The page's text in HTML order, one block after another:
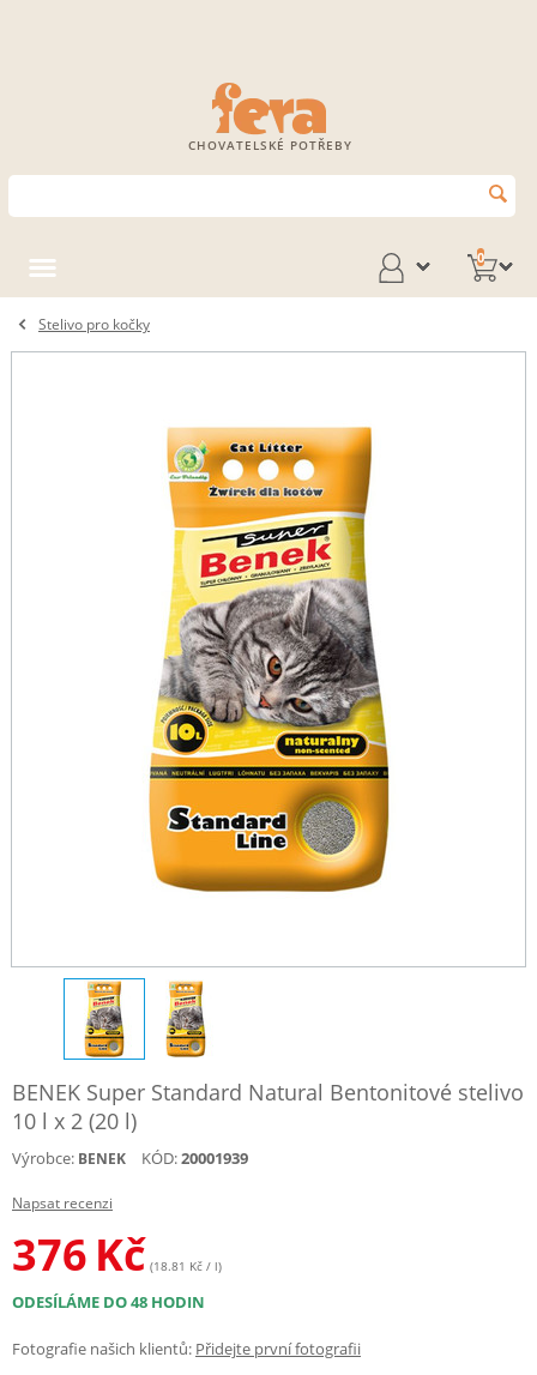
CHOVATELSKÉ POTŘEBY
0
Stelivo pro kočky
BENEK Super Standard Natural Bentonitové stelivo
10 l x 2 (20 l)
Výrobce: BENEK KÓD:20001939
Napsat recenzi
376 Kč (18.81 Kč / l)
ODESÍLÁME DO 48 HODIN
Fotografie našich klientů: Přidejte první fotografii